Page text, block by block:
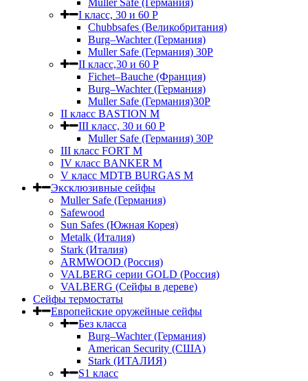
Muller Safe (Германия)
I класс, 30 и 60 P
Chubbsafes (Великобритания)
Burg–Wachter (Германия)
Muller Safe (Германия) 30Р
II класс,30 и 60 P
Fichet–Bauche (Франция)
Burg–Wachter (Германия)
Muller Safe (Германия)30P
II класс BASTION M
III класс, 30 и 60 P
Muller Safe (Германия) 30Р
III класс FORT M
IV класс BANKER M
V класс МDTB BURGAS M
Эксклюзивные сейфы
Muller Safe (Германия)
Safewood
Sun Safes (Южная Корея)
Metalk (Италия)
Stark (Италия)
ARMWOOD (Россия)
VALBERG серии GOLD (Россия)
VALBERG (Сейфы в дереве)
Сейфы термостаты
Европейские оружейные сейфы
Без класса
Burg–Wachter (Германия)
American Security (США)
Stark (ИТАЛИЯ)
S1 класс